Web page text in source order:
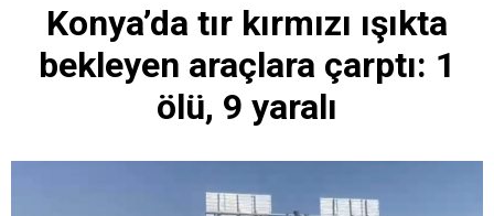
Konya’da tır kırmızı ışıkta
bekleyen araçlara çarptı: 1
ölü, 9 yaralı